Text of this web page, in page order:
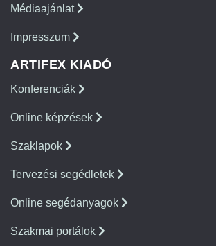
Médiaajánlat
Impresszum
ARTIFEX KIADÓ
Konferenciák
Online képzések
Szaklapok
Tervezési segédletek
Online segédanyagok
Szakmai portálok